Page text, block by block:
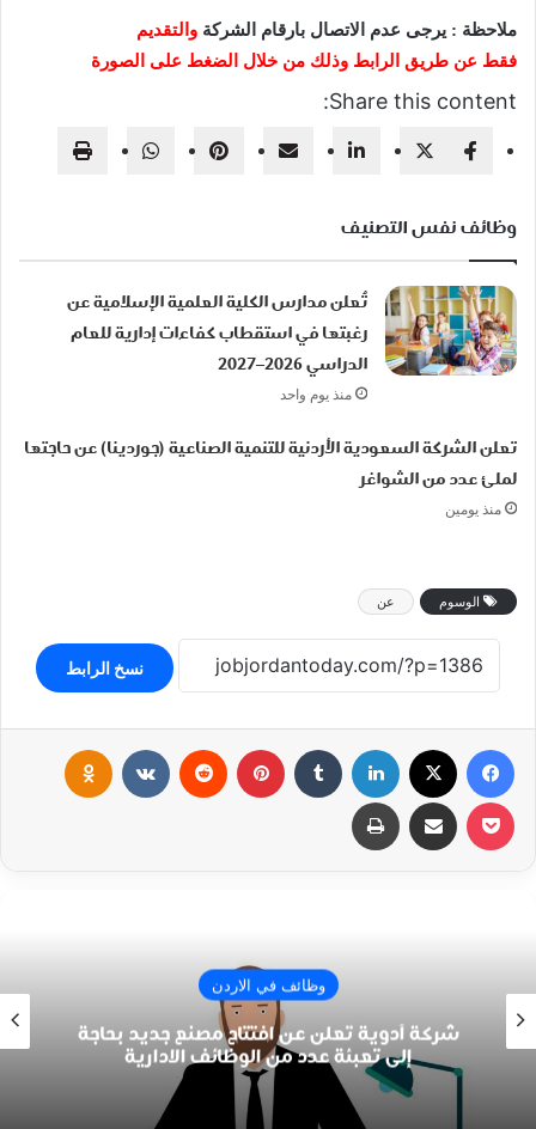
ملاحظة : يرجى عدم الاتصال بارقام الشركة والتقديم
فقط عن طريق الرابط وذلك من خلال الضغط على الصورة
Share this content:
وظائف نفس التصنيف
تُعلن مدارس الكلية العلمية الإسلامية عن
رغبتها في استقطاب كفاءات إدارية للعام
الدراسي 2026–2027
منذ يوم واحد
تعلن الشركة السعودية الأردنية للتنمية الصناعية (جوردينا) عن حاجتها
لملئ عدد من الشواغر
منذ يومين
الوسوم عن
نسخ الرابط
وظائف في الاردن
شركة أدوية تعلن عن افتتاح مصنع جديد بحاجة
إلى تعبئة عدد من الوظائف الادارية